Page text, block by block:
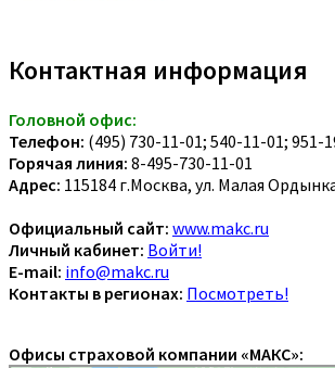
Контактная информация
Головной офис:
Телефон: (495) 730-11-01; 540-11-01; 951-
Горячая линия: 8-495-730-11-01
Адрес: 115184 г.Москва, ул. Малая
Официальный сайт: www.makc.ru
Личный кабинет: Войти!
E-mail: info@makc.ru
Контакты в регионах: Посмотреть!
Офисы страховой компании «МАКС»: